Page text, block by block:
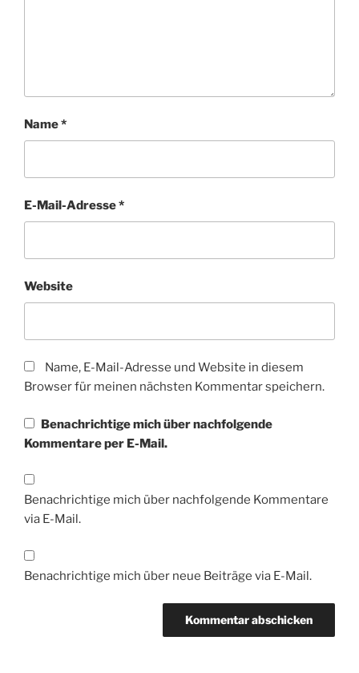
Name*
E-Mail-Adresse*
Website
Name, E-Mail-Adresse und Website in diesem
Browser für meinen nächsten Kommentar speichern.
Benachrichtige mich über nachfolgende
Kommentare per E-Mail.
Benachrichtige mich über nachfolgende Kommentare
via E-Mail.
Benachrichtige mich über neue Beiträge via E-Mail.